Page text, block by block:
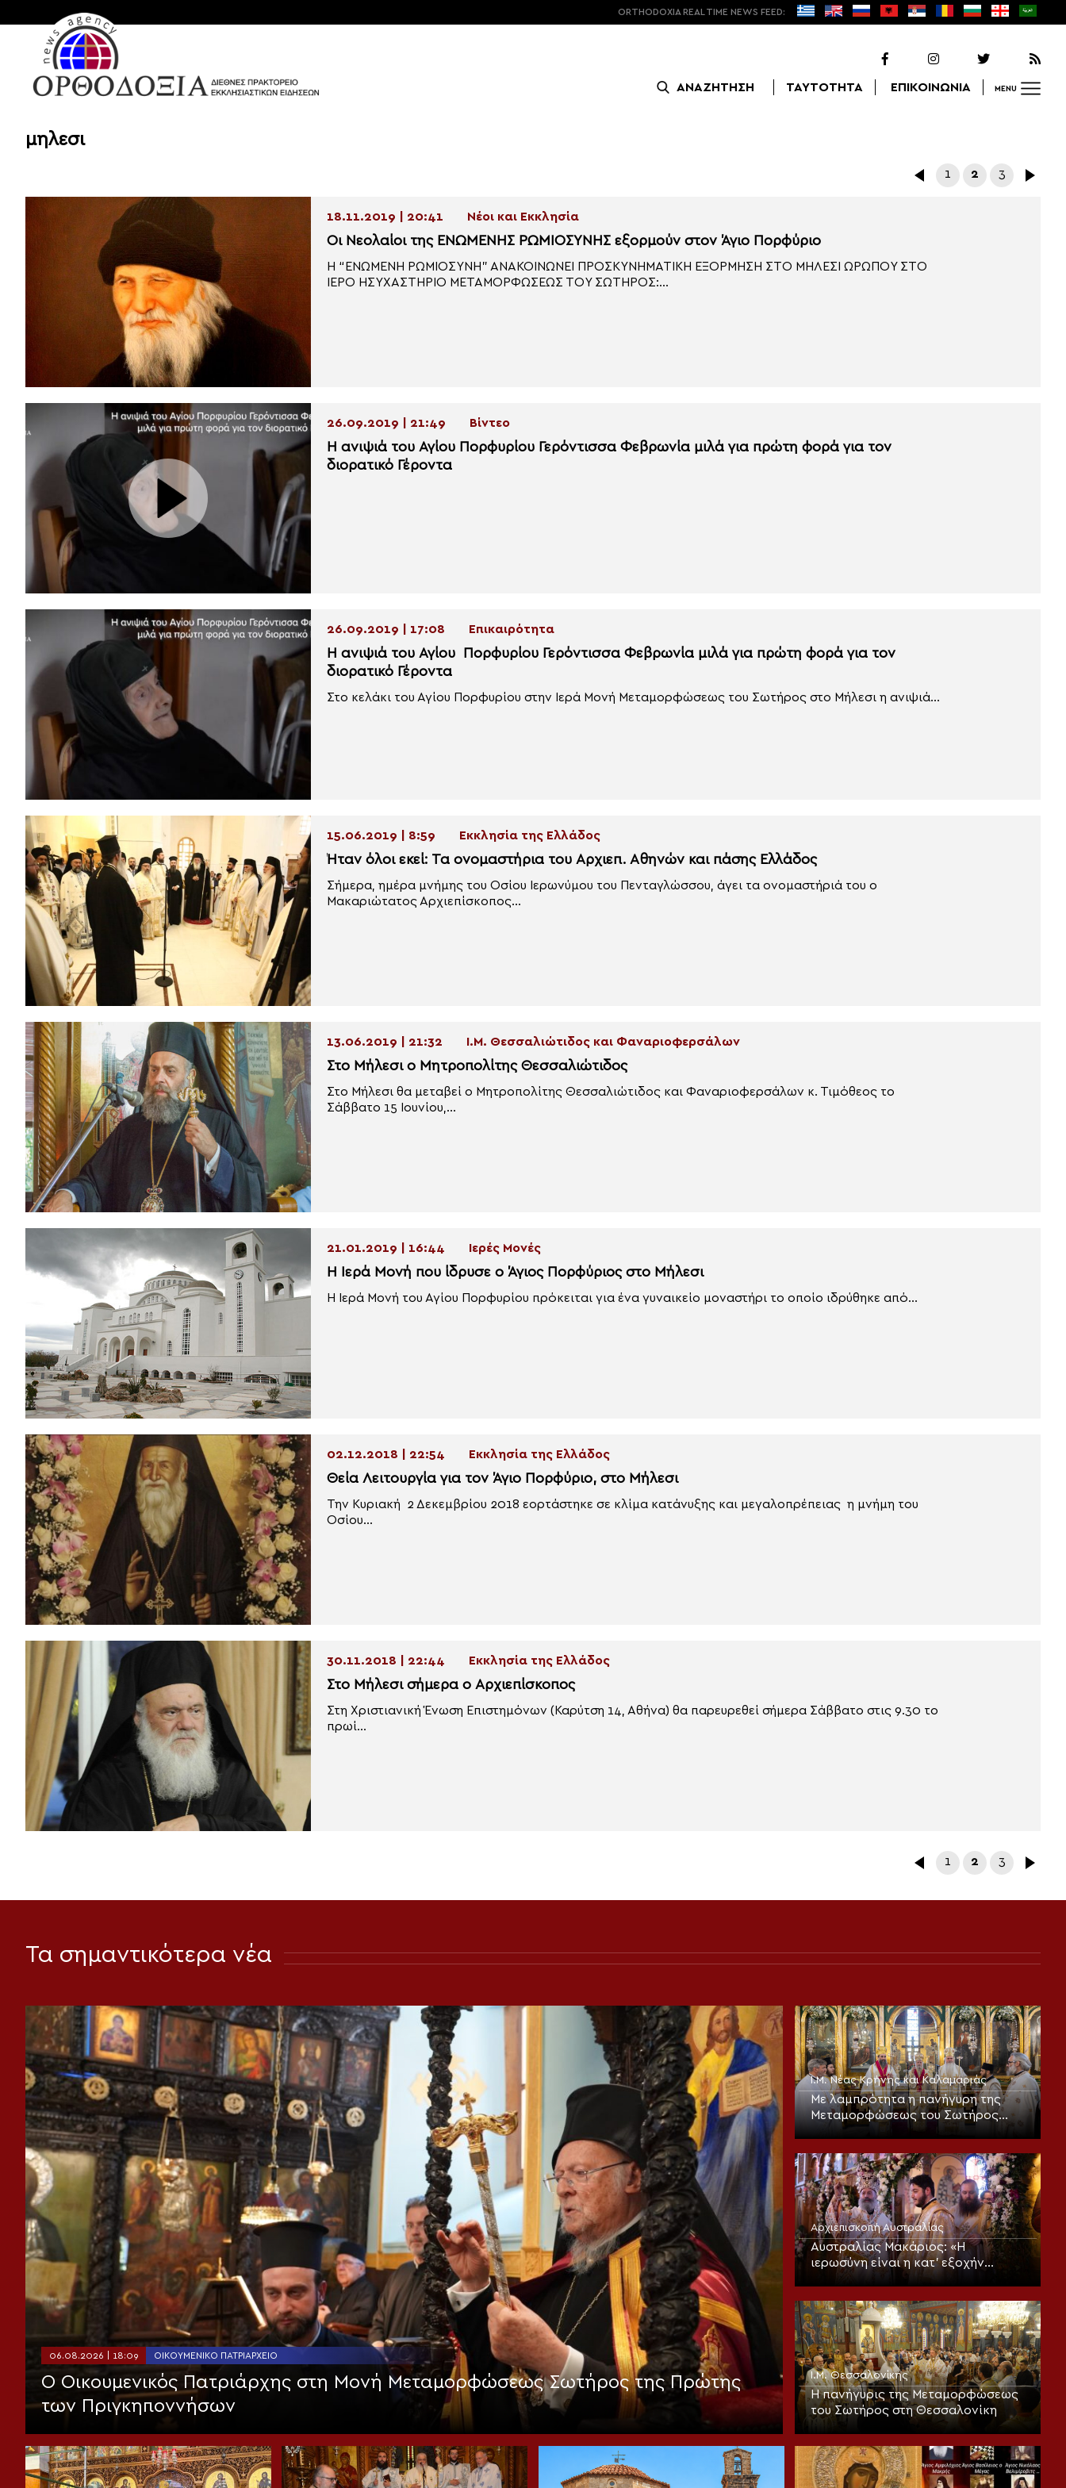
ORTHODOXIA REAL TIME NEWS FEED:
ΑΝΑΖΗΤΗΣΗ ΤΑΥΤΟΤΗΤΑ ΕΠΙΚΟΙΝΩΝΙΑ MENU
μηλεσι
1 2 3
18.11.2019 | 20:41 Νέοι και Εκκλησία
Οι Νεολαίοι της ΕΝΩΜΕΝΗΣ ΡΩΜΙΟΣΥΝΗΣ εξορμούν στον Άγιο Πορφύριο
Η “ΕΝΩΜΕΝΗ ΡΩΜΙΟΣΥΝΗ” ΑΝΑΚΟΙΝΩΝΕΙ ΠΡΟΣΚΥΝΗΜΑΤΙΚΗ ΕΞΟΡΜΗΣΗ ΣΤΟ ΜΗΛΕΣΙ ΩΡΩΠΟΥ ΣΤΟ
ΙΕΡΟ ΗΣΥΧΑΣΤΗΡΙΟ ΜΕΤΑΜΟΡΦΩΣΕΩΣ ΤΟΥ ΣΩΤΗΡΟΣ:...
26.09.2019 | 21:49 Βίντεο
Η ανιψιά του Αγίου Πορφυρίου Γερόντισσα Φεβρωνία μιλά για πρώτη φορά για τον
διορατικό Γέροντα
26.09.2019 | 17:08 Επικαιρότητα
Η ανιψιά του Αγίου Πορφυρίου Γερόντισσα Φεβρωνία μιλά για πρώτη φορά για τον
διορατικό Γέροντα
Στο κελάκι του Αγίου Πορφυρίου στην Ιερά Μονή Μεταμορφώσεως του Σωτήρος στο Μήλεσι η ανιψιά...
15.06.2019 | 8:59 Εκκλησία της Ελλάδος
Ήταν όλοι εκεί: Τα ονομαστήρια του Αρχιεπ. Αθηνών και πάσης Ελλάδος
Σήμερα, ημέρα μνήμης του Οσίου Ιερωνύμου του Πενταγλώσσου, άγει τα ονομαστήριά του ο
Μακαριώτατος Αρχιεπίσκοπος...
13.06.2019 | 21:32 Ι.Μ. Θεσσαλιώτιδος και Φαναριοφερσάλων
Στο Μήλεσι ο Μητροπολίτης Θεσσαλιώτιδος
Στο Μήλεσι θα μεταβεί ο Μητροπολίτης Θεσσαλιώτιδος και Φαναριοφερσάλων κ. Τιμόθεος το
Σάββατο 15 Ιουνίου,...
21.01.2019 | 16:44 Ιερές Μονές
Η Ιερά Μονή που ίδρυσε ο Άγιος Πορφύριος στο Μήλεσι
Η Ιερά Μονή του Αγίου Πορφυρίου πρόκειται για ένα γυναικείο μοναστήρι το οποίο ιδρύθηκε από...
02.12.2018 | 22:54 Εκκλησία της Ελλάδος
Θεία Λειτουργία για τον Άγιο Πορφύριο, στο Μήλεσι
Την Κυριακή 2 Δεκεμβρίου 2018 εορτάστηκε σε κλίμα κατάνυξης και μεγαλοπρέπειας η μνήμη του
Οσίου...
30.11.2018 | 22:44 Εκκλησία της Ελλάδος
Στο Μήλεσι σήμερα ο Αρχιεπίσκοπος
Στη Χριστιανική Ένωση Επιστημόνων (Καρύτση 14, Αθήνα) θα παρευρεθεί σήμερα Σάββατο στις 9.30 το
πρωί...
1 2 3
Τα σημαντικότερα νέα
06.08.2026 | 18:09 ΟΙΚΟΥΜΕΝΙΚΌ ΠΑΤΡΙΑΡΧΕΊΟ
Ο Οικουμενικός Πατριάρχης στη Μονή Μεταμορφώσεως Σωτήρος της Πρώτης
των Πριγκηποννήσων
Ι.Μ. Νέας Κρήνης και Καλαμαριάς
Με λαμπρότητα η πανήγυρη της
Μεταμορφώσεως του Σωτήρος
στην Καλαμαριά (ΦΩΤΟ)
Αρχιεπισκοπή Αυστραλίας
Αυστραλίας Μακάριος: «Η
ιερωσύνη είναι η κατ’ εξοχήν
μεταμορφωτική δύναμη μέσα σε
πνευματικά»
Ι.Μ. Θεσσαλονίκης
Η πανήγυρις της Μεταμορφώσεως
του Σωτήρος στη Θεσσαλονίκη